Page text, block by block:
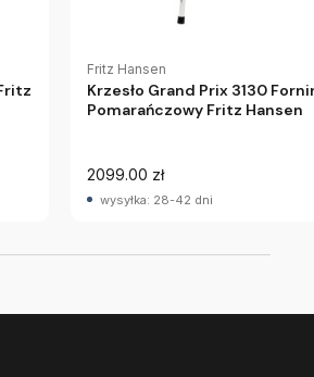
Fritz Hansen
Krzesło Grand Prix 3130
Pomarańczowy Fritz Hansen
2099.00 zł
wysyłka: 28-42 dni